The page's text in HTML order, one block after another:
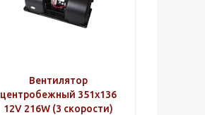
Вентилятор
центробежный 351х136
12V 216W (3 скорости)